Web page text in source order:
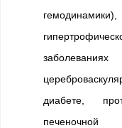
диабете,